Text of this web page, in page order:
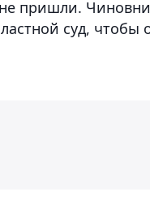
пришли.
суд,